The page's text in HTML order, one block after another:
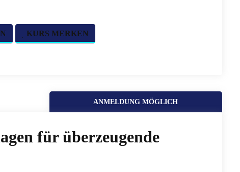
KURS MERKEN
ANMELDUNG MÖGLICH
für überzeugende